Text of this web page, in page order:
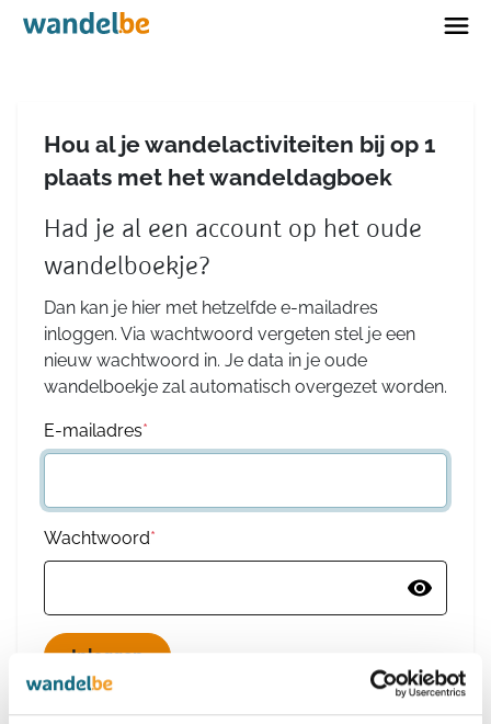
Home
Hou al je wandelactiviteiten bij op 1
plaats met het wandeldagboek
Had je al een account op het oude
wandelboekje?
Dan kan je hier met hetzelfde e-mailadres
inloggen. Via wachtwoord vergeten stel je een
nieuw wachtwoord in. Je data in je oude
wandelboekje zal automatisch overgezet worden.
E-mailadres*
Wachtwoord*